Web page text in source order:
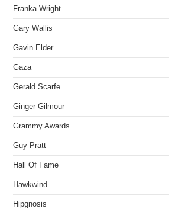
Franka Wright
Gary Wallis
Gavin Elder
Gaza
Gerald Scarfe
Ginger Gilmour
Grammy Awards
Guy Pratt
Hall Of Fame
Hawkwind
Hipgnosis